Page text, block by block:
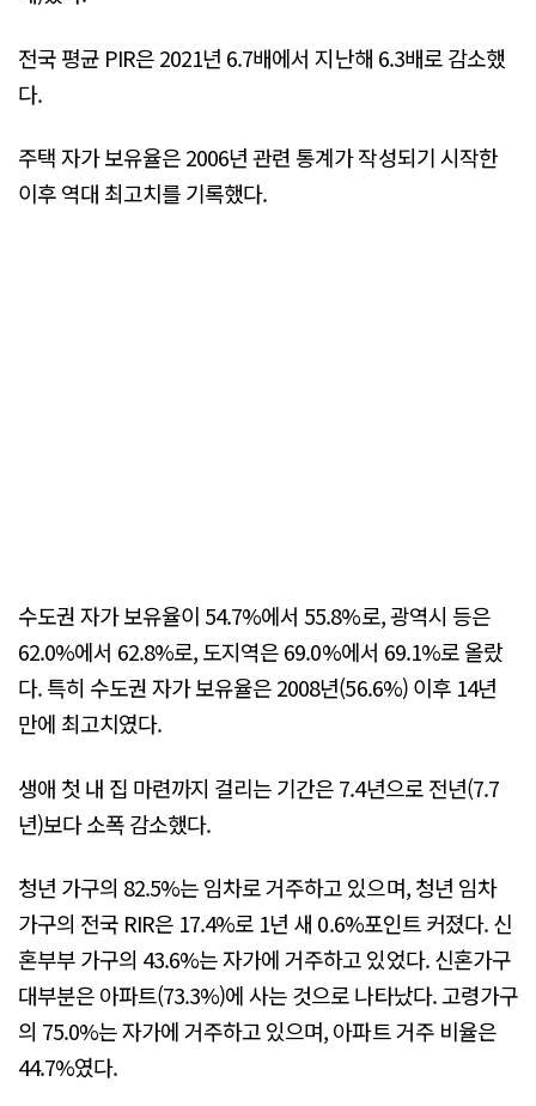
전국 평균 PIR은 2021년 6.7배에서 지난해 6.3배로 감소했
다.
주택 자가 보유율은 2006년 관련 통계가 작성되기 시작한
이후 역대 최고치를 기록했다.
수도권 자가 보유율이 54.7%에서 55.8%로, 광역시 등은
62.0%에서 62.8%로, 도지역은 69.0%에서 69.1%로 올랐
다. 특히 수도권 자가 보유율은 2008년(56.6%) 이후 14년
만에 최고치였다.
생애 첫 내 집 마련까지 걸리는 기간은 7.4년으로 전년(7.7
년)보다 소폭 감소했다.
청년 가구의 82.5%는 임차로 거주하고 있으며, 청년 임차
가구의 전국 RIR은 17.4%로 1년 새 0.6%포인트 커졌다. 신
혼부부 가구의 43.6%는 자가에 거주하고 있었다. 신혼가구
대부분은 아파트(73.3%)에 사는 것으로 나타났다. 고령가구
의 75.0%는 자가에 거주하고 있으며, 아파트 거주 비율은
44.7%였다.